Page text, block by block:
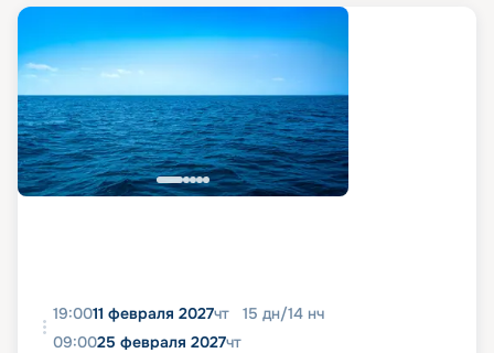
19:0011 февраля 2027чт 15 дн/14 нч
09:0025 февраля 2027чт